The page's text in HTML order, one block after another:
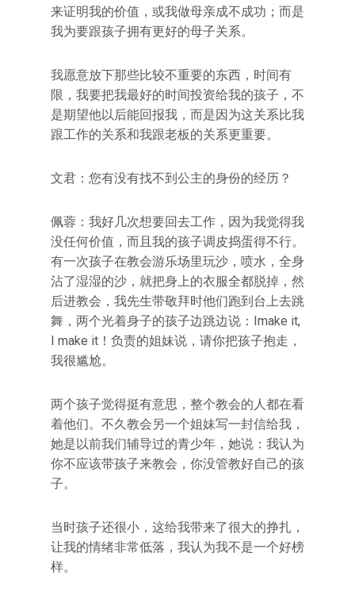
来证明我的价值，或我做母亲成不成功；而是
我为要跟孩子拥有更好的母子关系。
我愿意放下那些比较不重要的东西，时间有
限，我要把我最好的时间投资给我的孩子，不
是期望他以后能回报我，而是因为这关系比我
跟工作的关系和我跟老板的关系更重要。
文君：您有没有找不到公主的身份的经历？
佩蓉：我好几次想要回去工作，因为我觉得我
没任何价值，而且我的孩子调皮捣蛋得不行。
有一次孩子在教会游乐场里玩沙，喷水，全身
沾了湿湿的沙，就把身上的衣服全都脱掉，然
后进教会，我先生带敬拜时他们跑到台上去跳
舞，两个光着身子的孩子边跳边说：Imake it,
I make it！负责的姐妹说，请你把孩子抱走，
我很尴尬。
两个孩子觉得挺有意思，整个教会的人都在看
着他们。不久教会另一个姐妹写一封信给我，
她是以前我们辅导过的青少年，她说：我认为
你不应该带孩子来教会，你没管教好自己的孩
子。
当时孩子还很小，这给我带来了很大的挣扎，
让我的情绪非常低落，我认为我不是一个好榜
样。